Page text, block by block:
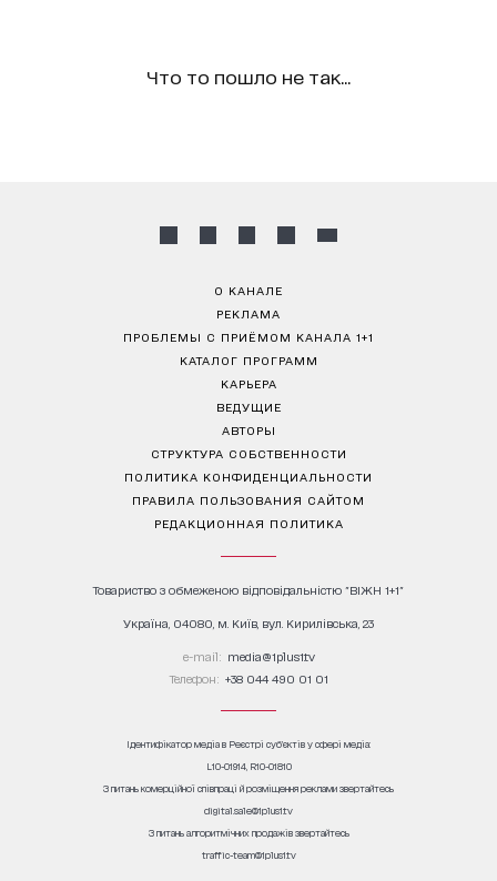
Что то пошло не так...
О КАНАЛЕ
РЕКЛАМА
ПРОБЛЕМЫ С ПРИЁМОМ КАНАЛА 1+1
КАТАЛОГ ПРОГРАММ
КАРЬЕРА
ВЕДУЩИЕ
АВТОРЫ
СТРУКТУРА СОБСТВЕННОСТИ
ПОЛИТИКА КОНФИДЕНЦИАЛЬНОСТИ
ПРАВИЛА ПОЛЬЗОВАНИЯ САЙТОМ
РЕДАКЦИОННАЯ ПОЛИТИКА
Товариство з обмеженою відповідальністю "ВІЖН 1+1"
Україна, 04080, м. Київ, вул. Кирилівська, 23
е-mail: media@1plus1.tv
Телефон: +38 044 490 01 01
Ідентифікатор медіа в Реєстрі суб’єктів у сфері медіа:
L10-01914, R10-01810
З питань комерційної співпраці й розміщення реклами звертайтесь
digital.sale@1plus1.tv
З питань алгоритмічних продажів звертайтесь
traffic-team@1plus1.tv